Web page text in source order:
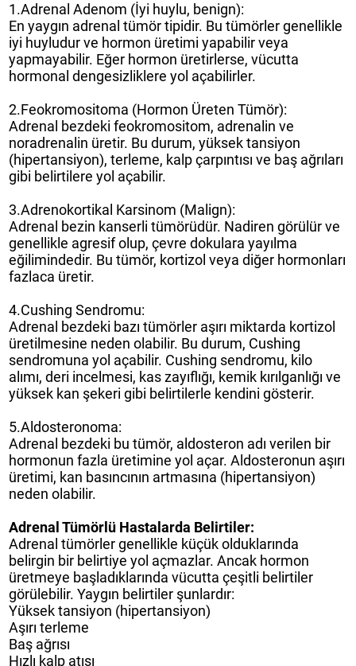
1.Adrenal Adenom (İyi huylu, benign):
En yaygın adrenal tümör tipidir. Bu tümörler genellikle
iyi huyludur ve hormon üretimi yapabilir veya
yapmayabilir. Eğer hormon üretirlerse, vücutta
hormonal dengesizliklere yol açabilirler.
2.Feokromositoma (Hormon Üreten Tümör):
Adrenal bezdeki feokromositom, adrenalin ve
noradrenalin üretir. Bu durum, yüksek tansiyon
(hipertansiyon), terleme, kalp çarpıntısı ve baş ağrıları
gibi belirtilere yol açabilir.
3.Adrenokortikal Karsinom (Malign):
Adrenal bezin kanserli tümörüdür. Nadiren görülür ve
genellikle agresif olup, çevre dokulara yayılma
eğilimindedir. Bu tümör, kortizol veya diğer hormonları
fazlaca üretir.
4.Cushing Sendromu:
Adrenal bezdeki bazı tümörler aşırı miktarda kortizol
üretilmesine neden olabilir. Bu durum, Cushing
sendromuna yol açabilir. Cushing sendromu, kilo
alımı, deri incelmesi, kas zayıflığı, kemik kırılganlığı ve
yüksek kan şekeri gibi belirtilerle kendini gösterir.
5.Aldosteronoma:
Adrenal bezdeki bu tümör, aldosteron adı verilen bir
hormonun fazla üretimine yol açar. Aldosteronun aşırı
üretimi, kan basıncının artmasına (hipertansiyon)
neden olabilir.
Adrenal Tümörlü Hastalarda Belirtiler:
Adrenal tümörler genellikle küçük olduklarında
belirgin bir belirtiye yol açmazlar. Ancak hormon
üretmeye başladıklarında vücutta çeşitli belirtiler
görülebilir. Yaygın belirtiler şunlardır:
Yüksek tansiyon (hipertansiyon)
Aşırı terleme
Baş ağrısı
Hızlı kalp atışı